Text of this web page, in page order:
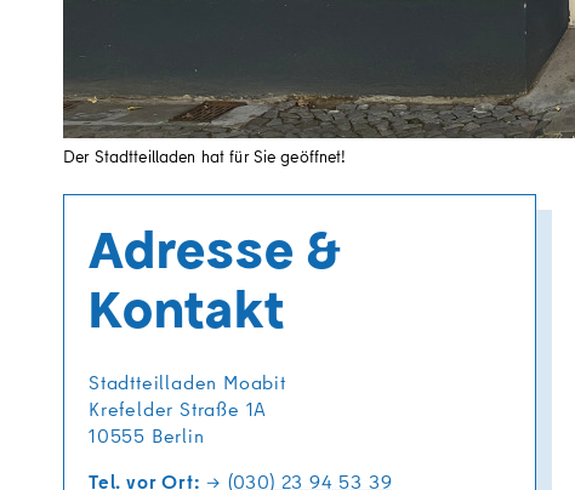
Der Stadtteilladen hat für Sie geöffnet!
Adresse &
Kontakt
Stadtteilladen Moabit
Krefelder Straße 1A
10555 Berlin
Tel. vor Ort:
(030) 23 94 53 39